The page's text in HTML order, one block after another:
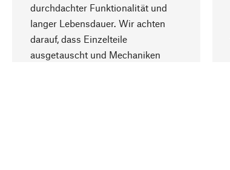
durchdachter Funktionalität und
langer Lebensdauer. Wir achten
darauf, dass Einzelteile
ausgetauscht und Mechaniken